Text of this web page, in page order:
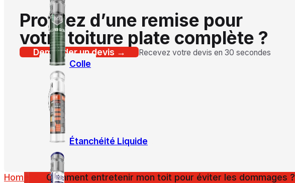
Colle
Étanchéité Liquide
Profitez d’une remise pour
votre toiture plate complète ?
Demander un devis → Recevez votre devis en 30 secondes
Home Comment entretenir mon toit pour éviter les dommages ?